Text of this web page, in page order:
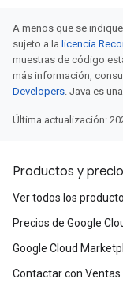
A menos que se
sujeto a la licencia
muestras de código
más información,
Developers. Java es
Última actualización:
Productos y
Ver todos los
Precios de Google
Google Cloud
Contactar con Ventas